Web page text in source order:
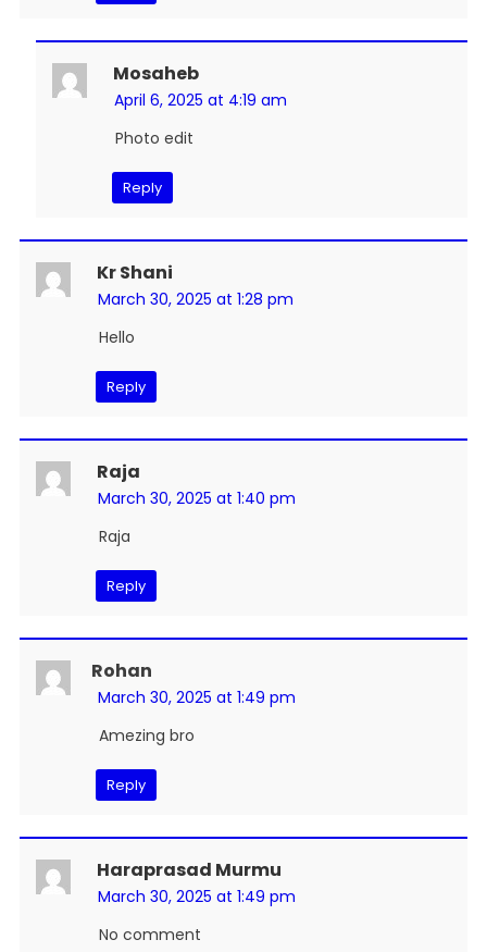
Mosaheb
April 6, 2025 at 4:19 am
Photo edit
Reply
Kr Shani
March 30, 2025 at 1:28 pm
Hello
Reply
Raja
March 30, 2025 at 1:40 pm
Raja
Reply
Rohan
March 30, 2025 at 1:49 pm
Amezing bro
Reply
Haraprasad Murmu
March 30, 2025 at 1:49 pm
No comment